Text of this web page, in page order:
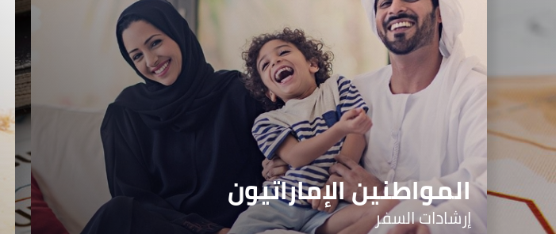
المواطنين الإماراتيون
إرشادات السفر